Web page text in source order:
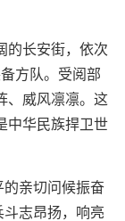
的长安街，依次
方队。受阅部
、威风凛凛。这
中华民族捍卫世
的亲切问候振奋
斗志昂扬，响亮